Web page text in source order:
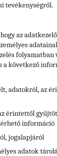
tevékenységről.
az
folyamatban
a következő
adatokról, az
érintettől
információ
jogalapjáról
adatok